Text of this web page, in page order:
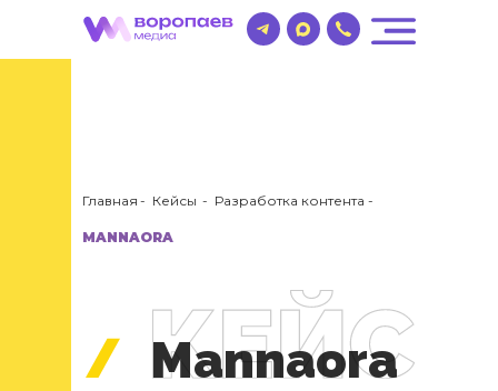
Главная Кейсы
MANNAORA
- - Разработка контента -
Mannaora